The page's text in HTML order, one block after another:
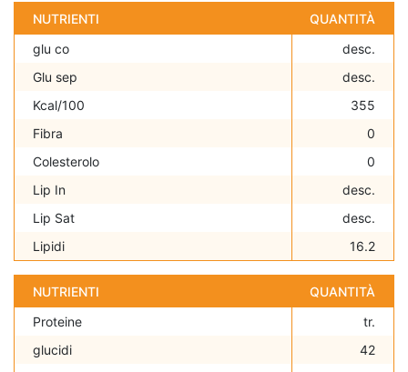
NUTRIENTI
QUANTITÀ
glu co
desc.
Glu sep
desc.
Kcal/100
355
Fibra
0
Colesterolo
0
Lip In
desc.
Lip Sat
desc.
Lipidi
16.2
NUTRIENTI
QUANTITÀ
Proteine
tr.
glucidi
42